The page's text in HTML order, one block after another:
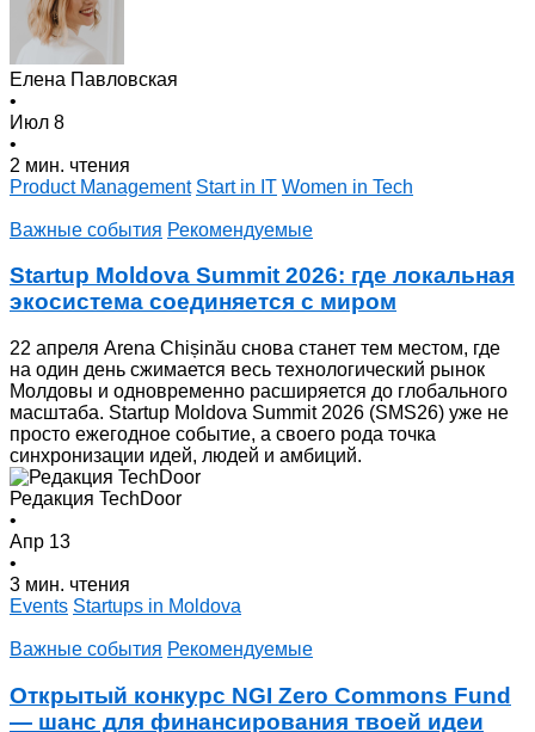
Елена Павловская
•
Июл 8
•
2 мин. чтения
Product Management Start in IT Women in Tech
Важные события Рекомендуемые
Startup Moldova Summit 2026: где локальная
экосистема соединяется с миром
22 апреля Arena Chișinău снова станет тем местом, где
на один день сжимается весь технологический рынок
Молдовы и одновременно расширяется до глобального
масштаба. Startup Moldova Summit 2026 (SMS26) уже не
просто ежегодное событие, а своего рода точка
синхронизации идей, людей и амбиций.
Редакция TechDoor
•
Апр 13
•
3 мин. чтения
Events Startups in Moldova
Важные события Рекомендуемые
Открытый конкурс NGI Zero Commons Fund
— шанс для финансирования твоей идеи